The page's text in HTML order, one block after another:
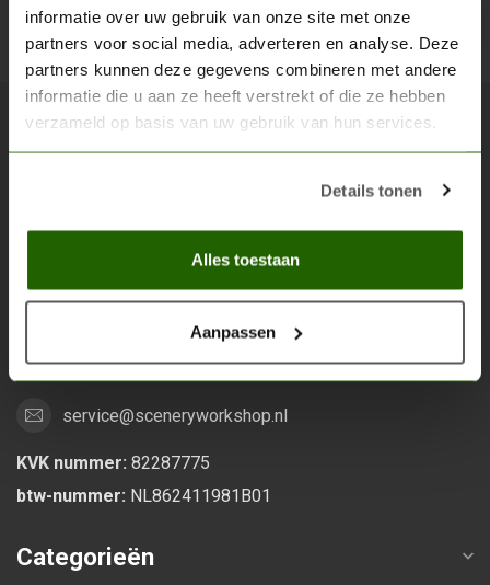
informatie over uw gebruik van onze site met onze
partners voor social media, adverteren en analyse. Deze
partners kunnen deze gegevens combineren met andere
informatie die u aan ze heeft verstrekt of die ze hebben
verzameld op basis van uw gebruik van hun services.
Details tonen
Alles toestaan
Aanpassen
Scenery Workshop BV
Alles voor je miniature wargaming en scenery
6533 KK Nijmegen
Nederland
service@sceneryworkshop.nl
KVK nummer: 82287775
btw-nummer: NL862411981B01
Categorieën